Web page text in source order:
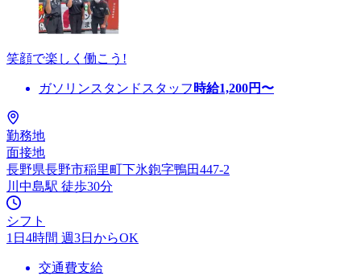
笑顔で楽しく働こう!
ガソリンスタンドスタッフ 時給1,200円〜
勤務地
面接地
長野県長野市稲里町下氷鉋字鴨田447-2
川中島駅 徒歩30分
シフト
1日4時間 週3日からOK
交通費支給